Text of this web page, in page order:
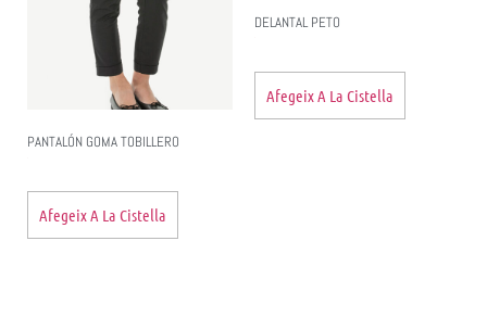
PANTALÓN GOMA TOBILLERO
Afegeix A La Cistella
DELANTAL PETO
Afegeix A La Cistella